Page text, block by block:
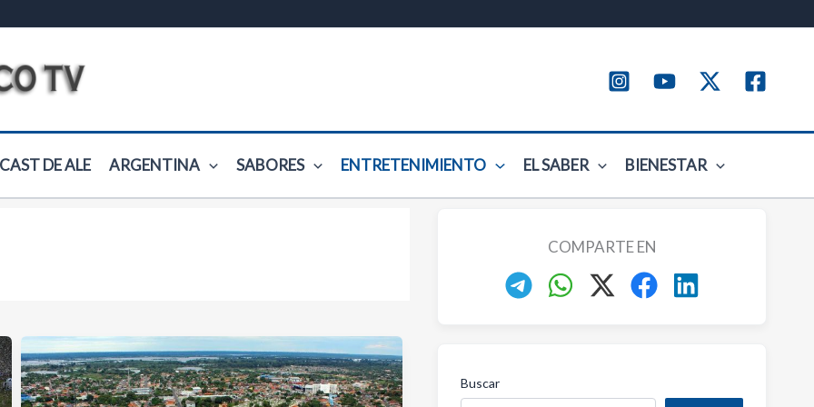
DE ALE ARGENTINA SABORES ENTRETENIMIENTO EL SABER BIENESTAR
COMPARTE EN
Buscar